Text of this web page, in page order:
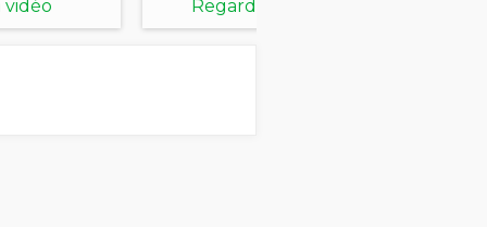
vidéo Regarder la vidéo